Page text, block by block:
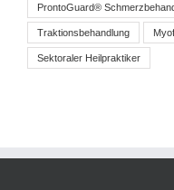
ProntoGuard®
Traktionsbehandlung
Sektoraler Heilpraktiker